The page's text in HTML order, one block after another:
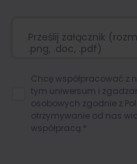
Prześlij załącznik
.png, .doc, .pdf)
Chcę współpracować z
tym uniwersum i
osobowych zgodnie z
otrzymywanie od nas
współpracą.*